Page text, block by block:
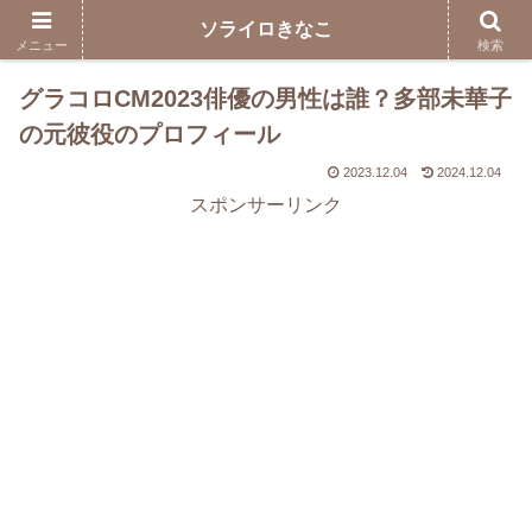
グラコロCM2023俳優の男性は誰？多部未華子
の元彼役のプロフィール
2023.12.04 2024.12.04
スポンサーリンク
メニュー
ソライロきなこ
検索